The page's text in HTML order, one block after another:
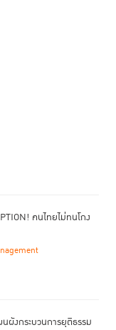
คนไทยไม่ทนโกง
ผังกระบวนการยุติธรรม